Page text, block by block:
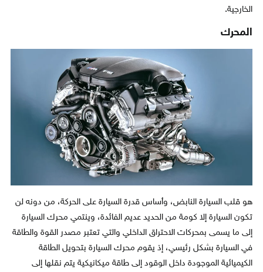
الخارجية.
المحرك
هو قلب السيارة النابض، وأساس قدرة السيارة على الحركة، من دونه لن
تكون السيارة إلا كومة من الحديد عديم الفائدة، وينتمي محرك السيارة
إلى ما يسمى بمحركات الاحتراق الداخلي والتي تعتبر مصدر القوة والطاقة
في السيارة بشكل رئيسي، إذ يقوم محرك السيارة بتحويل الطاقة
الكيميائية الموجودة داخل الوقود إلى طاقة ميكانيكية يتم نقلها إلى